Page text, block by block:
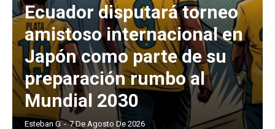
Ecuador disputará torneo
amistoso internacional en
Japón como parte de su
preparación rumbo al
Mundial 2030
Esteban G - 7 De Agosto De 2026